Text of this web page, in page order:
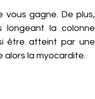
gagne. De plus,
longeant la colonne
être atteint par une
alors la myocardite.